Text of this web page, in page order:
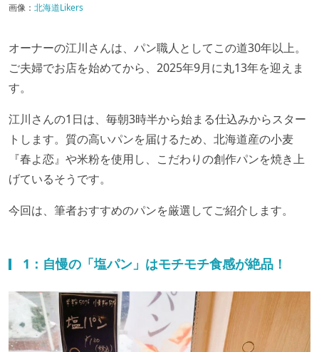
画像： 北海道Likers
オーナーの江川さんは、パン職人としてこの道30年以上。
ご夫婦でお店を始めてから、2025年9月に丸13年を迎えま
す。
江川さんの1日は、毎朝3時半から始まる仕込みからスター
トします。質の高いパンを届けるため、北海道産の小麦
『春よ恋』や米粉を使用し、こだわりの創作パンを焼き上
げているそうです。
今回は、筆者おすすめのパンを厳選してご紹介します。
1：自慢の「塩パン」はモチモチ食感が絶品！